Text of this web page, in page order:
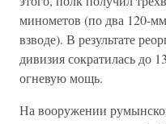
минометов (по два 120-
взводе). В результате
дивизия сократилась до
огневую мощь.
На вооружении